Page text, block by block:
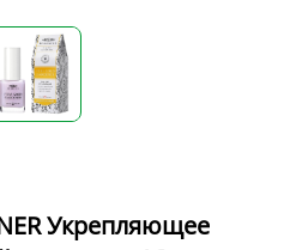
Укрепляющее